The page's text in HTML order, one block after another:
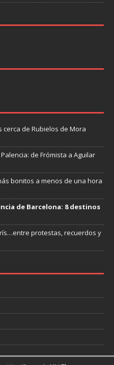
cerca de Rubielos de Mora
de Frómista a Aguilar
bonitos a menos de una hora
de Barcelona: 8 destinos
protestas, recuerdos y